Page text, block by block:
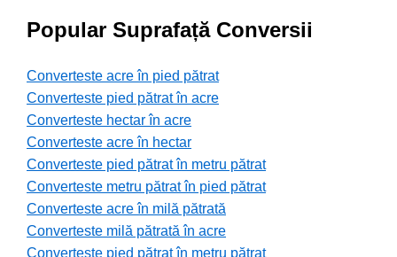
Popular Suprafață Conversii
Converteste acre în pied pătrat
Converteste pied pătrat în acre
Converteste hectar în acre
Converteste acre în hectar
Converteste pied pătrat în metru pătrat
Converteste metru pătrat în pied pătrat
Converteste acre în milă pătrată
Converteste milă pătrată în acre
Converteste pied pătrat în metru pătrat